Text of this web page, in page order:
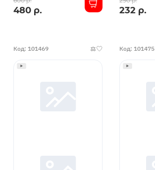
наличии
480 р.
наличии
232 р.
Код: 101469 Код: 101475